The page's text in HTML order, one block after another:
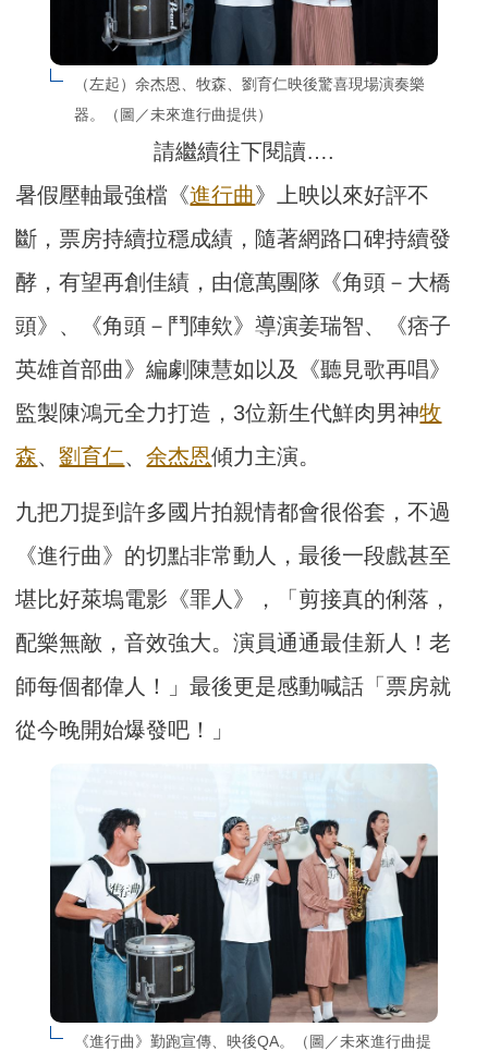
（左起）余杰恩、牧森、劉育仁映後驚喜現場演奏樂
器。（圖／未來進行曲提供）
請繼續往下閱讀….
暑假壓軸最強檔《進行曲》上映以來好評不
斷，票房持續拉穩成績，隨著網路口碑持續發
酵，有望再創佳績，由億萬團隊《角頭－大橋
頭》、《角頭－鬥陣欸》導演姜瑞智、《痞子
英雄首部曲》編劇陳慧如以及《聽見歌再唱》
監製陳鴻元全力打造，3位新生代鮮肉男神牧
森、劉育仁、余杰恩傾力主演。
九把刀提到許多國片拍親情都會很俗套，不過
《進行曲》的切點非常動人，最後一段戲甚至
堪比好萊塢電影《罪人》，「剪接真的俐落，
配樂無敵，音效強大。演員通通最佳新人！老
師每個都偉人！」最後更是感動喊話「票房就
從今晚開始爆發吧！」
《進行曲》勤跑宣傳、映後QA。（圖／未來進行曲提